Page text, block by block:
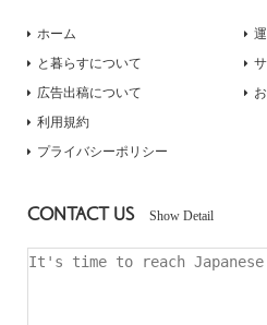
ホーム
と暮らすについて
広告出稿について
利用規約
プライバシーポリシー
CONTACT US Show Detail